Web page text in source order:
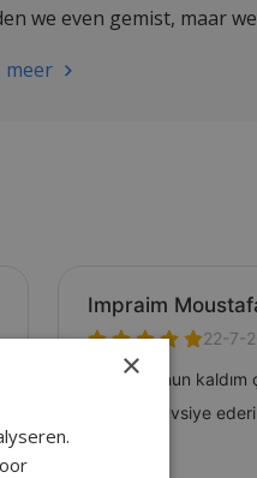
we even gemist, maar we
meer
×